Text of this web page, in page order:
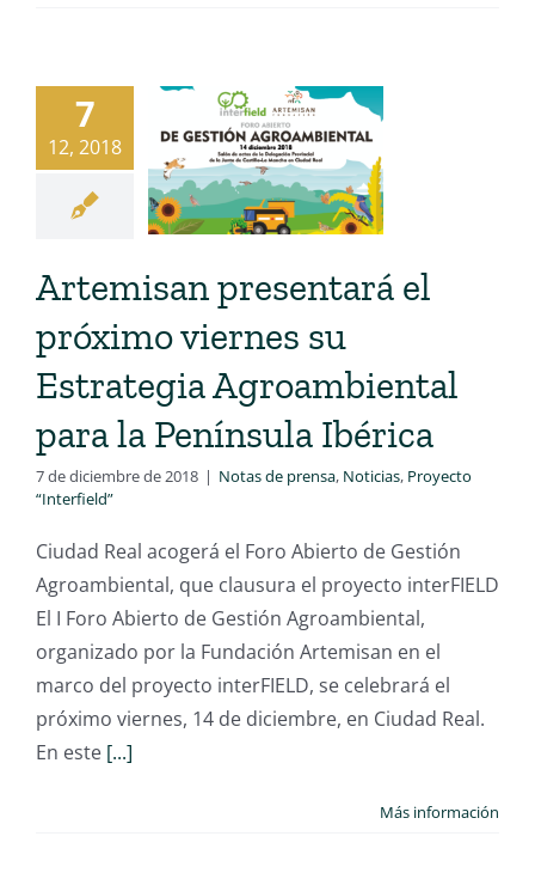
7
12, 2018
Artemisan presentará el
próximo viernes su
Estrategia Agroambiental
para la Península Ibérica
7 de diciembre de 2018 | Notas de prensa, Noticias, Proyecto
“Interfield”
Ciudad Real acogerá el Foro Abierto de Gestión
Agroambiental, que clausura el proyecto interFIELD
El I Foro Abierto de Gestión Agroambiental,
organizado por la Fundación Artemisan en el
marco del proyecto interFIELD, se celebrará el
próximo viernes, 14 de diciembre, en Ciudad Real.
En este [...]
Más información